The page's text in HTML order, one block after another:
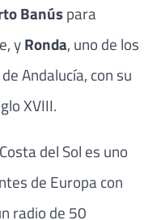
Banúspara
yRonda, uno de los
Andalucía, con su
XVIII.
del Sol es uno
de Europa con
radio de 50